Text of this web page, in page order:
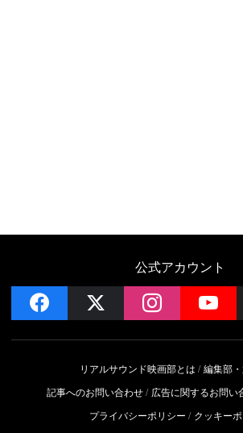
公式アカウント
facebook instagram
リアルサウンド映画部とは
編集部
記事へのお問い合わせ
広告に関するお問い
プライバシーポリシー
クッキー